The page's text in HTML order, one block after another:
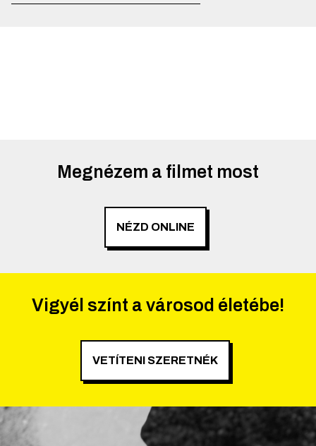
Megnézem a filmet most
NÉZD ONLINE
Vigyél színt a városod életébe!
VETÍTENI SZERETNÉK